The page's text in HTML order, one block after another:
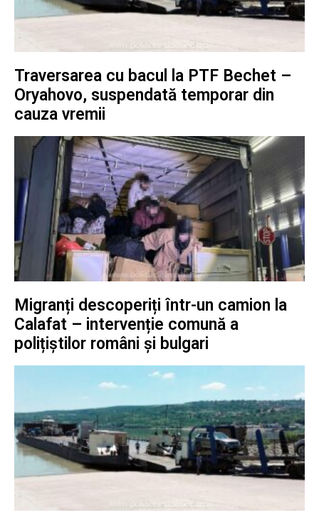
Traversarea cu bacul la PTF Bechet –
Oryahovo, suspendată temporar din
cauza vremii
Migranți descoperiți într-un camion la
Calafat – intervenție comună a
polițiștilor români și bulgari